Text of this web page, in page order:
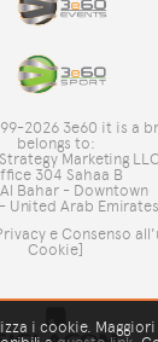
2026 3e60 it is a
belongs to:
Marketing LLC
304 Sahaa B
Bahar - Downtown
United Arab Emirates
e Consenso
Cookie]
i cookie.